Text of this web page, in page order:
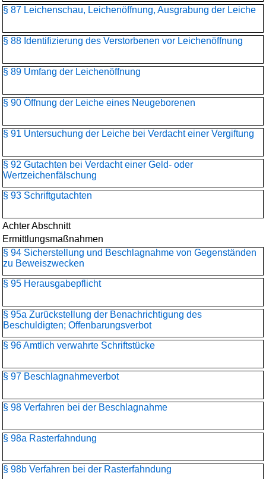
§ 87 Leichenschau, Leichenöffnung, Ausgrabung der Leiche
§ 88 Identifizierung des Verstorbenen vor Leichenöffnung
§ 89 Umfang der Leichenöffnung
§ 90 Öffnung der Leiche eines Neugeborenen
§ 91 Untersuchung der Leiche bei Verdacht einer Vergiftung
§ 92 Gutachten bei Verdacht einer Geld- oder
Wertzeichenfälschung
§ 93 Schriftgutachten
Achter Abschnitt
Ermittlungsmaßnahmen
§ 94 Sicherstellung und Beschlagnahme von Gegenständen
zu Beweiszwecken
§ 95 Herausgabepflicht
§ 95a Zurückstellung der Benachrichtigung des
Beschuldigten; Offenbarungsverbot
§ 96 Amtlich verwahrte Schriftstücke
§ 97 Beschlagnahmeverbot
§ 98 Verfahren bei der Beschlagnahme
§ 98a Rasterfahndung
§ 98b Verfahren bei der Rasterfahndung